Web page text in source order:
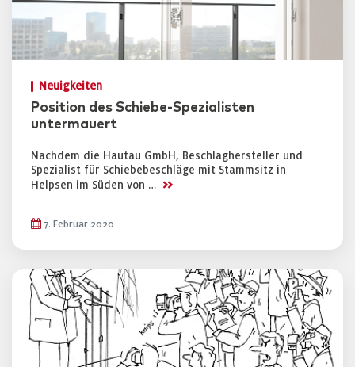
Neuigkeiten
Position des Schiebe-Spezialisten
untermauert
Nachdem die Hautau GmbH, Beschlaghersteller und
Spezialist für Schiebebeschläge mit Stammsitz in
Helpsen im Süden von … >>
7. Februar 2020